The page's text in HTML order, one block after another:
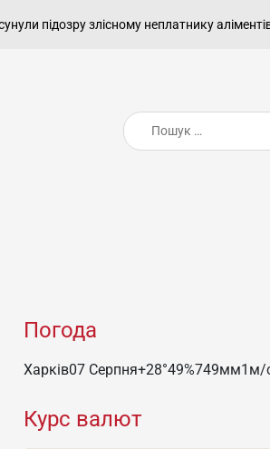
злісному неплатнику аліментів
on
7
Пошук:
Погода
Харків07 Серпня+28°49%749мм1 м/
Курс валют